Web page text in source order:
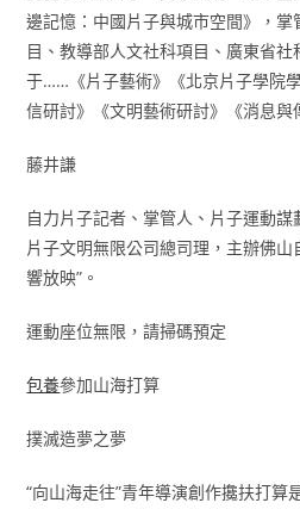
邊記憶：中國片子與城市空間》，掌
目、教導部人文社科項目、廣東省
于……《片子藝術》《北京片子學院
信研討》《文明藝術研討》《消息與
藤井謙
自力片子記者、掌管人、片子運動謀
片子文明無限公司總司理，主辦佛
響放映”。
運動座位無限，請掃碼預定
包養參加山海打算
撲滅造夢之夢
“向山海走往”青年導演創作攙扶打算